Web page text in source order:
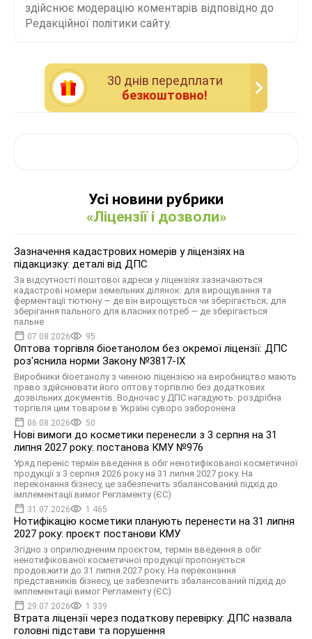
здійснює модерацію коментарів відповідно до
Редакційної політики сайту.
30 днiв передплати
безкоштовно!
Усі новини рубрики
«Ліцензії і дозволи»
Зазначення кадастрових номерів у ліцензіях на
підакцизку: деталі від ДПС
За відсутності поштової адреси у ліцензіях зазначаються
кадастрові номери земельних ділянок: для вирощування та
ферментації тютюну — де він вирощується чи зберігається; для
зберігання пального для власних потреб — де зберігається
пальне
07.08.2026 95
Оптова торгівля біоетанолом без окремої ліцензії: ДПС
роз'яснила норми Закону №3817-IX
Виробники біоетанолу з чинною ліцензією на виробництво мають
право здійснювати його оптову торгівлю без додаткових
дозвільних документів. Водночас у ДПС нагадують: роздрібна
торгівля цим товаром в Україні суворо заборонена
06.08.2026 50
Нові вимоги до косметики перенесли з 3 серпня на 31
липня 2027 року: постанова КМУ №976
Уряд переніс термін введення в обіг ненотифікованої косметичної
продукції з 3 серпня 2026 року на 31 липня 2027 року. На
переконання бізнесу, це забезпечить збалансований підхід до
імплементації вимог Регламенту (ЄС)
31.07.2026 1 465
Нотифікацію косметики планують перенести на 31 липня
2027 року: проєкт постанови КМУ
Згідно з оприлюдненим проєктом, термін введення в обіг
ненотифікованої косметичної продукції пропонується
продовжити до 31 липня 2027 року. На переконання
представників бізнесу, це забезпечить збалансований підхід до
імплементації вимог Регламенту (ЄС)
29.07.2026 1 339
Втрата ліцензії через податкову перевірку: ДПС назвала
головні підстави та порушення